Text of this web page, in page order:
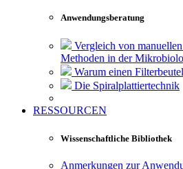
Anwendungsberatung
Vergleich von
Methoden in der
Warum einen
Die Spiralplattier­technik
RESSOURCEN
Wissenschaftliche Bibliothek
Anmerkungen zur